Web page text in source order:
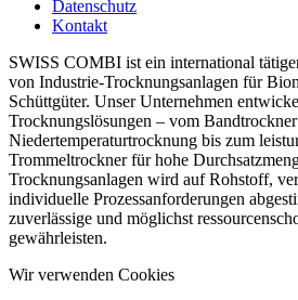
Datenschutz
Kontakt
SWISS COMBI ist ein international
von Industrie-Trocknungsanlagen für
Schüttgüter. Unser Unternehmen
Trocknungslösungen – vom
Niedertemperaturtrocknung bis zum
Trommeltrockner für hohe
Trocknungsanlagen wird auf Rohstoff,
individuelle Prozessanforderungen
zuverlässige und möglichst
gewährleisten.
Wir verwenden Cookies